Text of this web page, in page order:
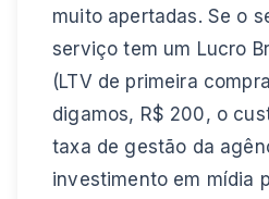
muito apertadas. Se o
serviço tem um Lucro
(LTV de primeira
digamos, R$ 200, o
taxa de gestão da
investimento em mídia